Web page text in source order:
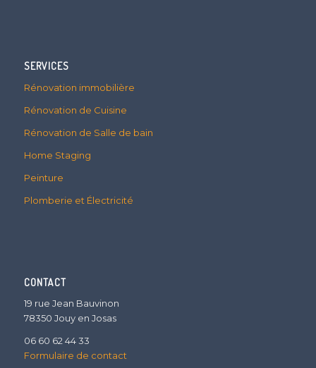
SERVICES
Rénovation immobilière
Rénovation de Cuisine
Rénovation de Salle de bain
Home Staging
Peinture
Plomberie et Électricité
CONTACT
19 rue Jean Bauvinon
78350 Jouy en Josas
06 60 62 44 33
Formulaire de contact